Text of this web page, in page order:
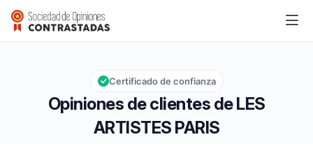
LES ARTISTES PARIS
Calificación global: 9,1 de 10
9,1/10
Opiniones de clientes de LES
ARTISTES PARIS
Certificado de confianza